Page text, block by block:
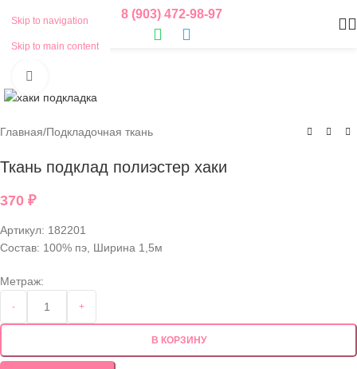
Skip to navigation
Skip to main content
8 (903) 472-98-97
Главная/Подкладочная ткань
Ткань подклад полиэстер хаки
370 ₽
Артикул: 182201
Состав: 100% пэ, Ширина 1,5м
Метраж:
- +
В КОРЗИНУ